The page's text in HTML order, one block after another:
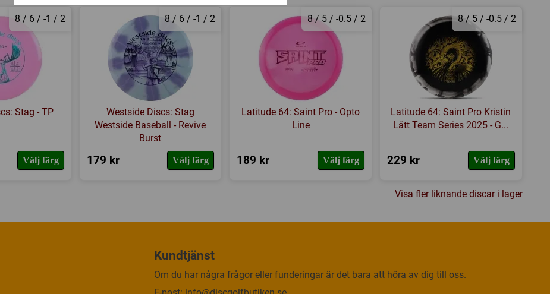
8 / 6 / -1 / 2
Stag - TP
Välj färg
8 / 6 / -1 / 2
Westside Discs: Stag
Westside Baseball - Revive
Burst
179 kr Välj färg
8 / 5 / -0.5 / 2
Latitude 64: Saint Pro - Opto
Line
189 kr Välj färg
8 / 5 / -0.5 / 2
Latitude 64: Saint Pro Kristin
Lätt Team Series 2025 - G...
229 kr Välj färg
Visa fler liknande discar i lager
Kundtjänst
Om du har några frågor eller funderingar är det bara att höra av dig till oss.